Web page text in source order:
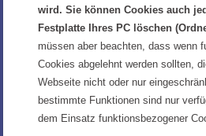
wird. Sie können Cookies auch
Festplatte Ihres PC löschen
müssen aber beachten, dass wenn
Cookies abgelehnt werden sollten,
Webseite nicht oder nur
bestimmte Funktionen sind nur
dem Einsatz funktionsbezogener